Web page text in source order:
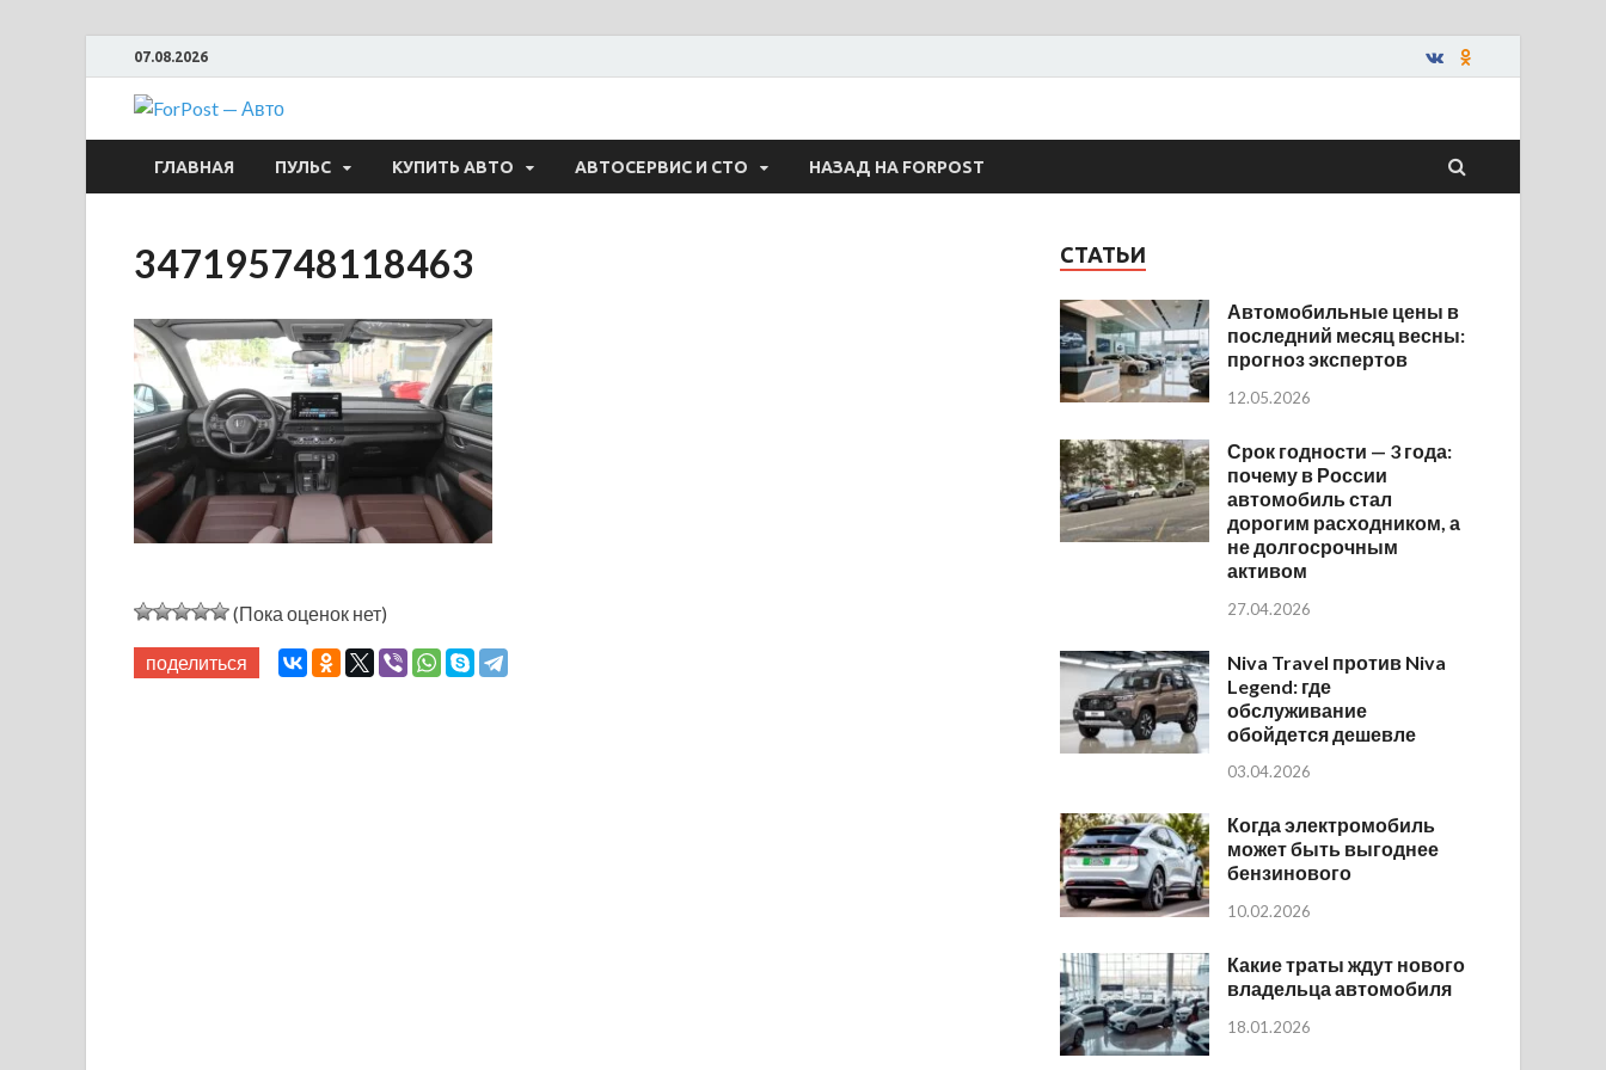
07.08.2026
ForPost — Авто
ГЛАВНАЯ ПУЛЬС КУПИТЬ АВТО АВТОСЕРВИС И СТО НАЗАД НА FORPOST
347195748118463
(Пока оценок нет)
поделиться
СТАТЬИ
Автомобильные цены в
последний месяц весны:
прогноз экспертов
12.05.2026
Срок годности — 3 года:
почему в России
автомобиль стал
дорогим расходником, а
не долгосрочным
активом
27.04.2026
Niva Travel против Niva
Legend: где
обслуживание
обойдется дешевле
03.04.2026
Когда электромобиль
может быть выгоднее
бензинового
10.02.2026
Какие траты ждут нового
владельца автомобиля
18.01.2026